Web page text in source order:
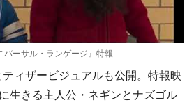
バーサル・ランゲージ』特報
ィザービジュアルも公開。特報映
生きる主人公・ネギンとナズゴル